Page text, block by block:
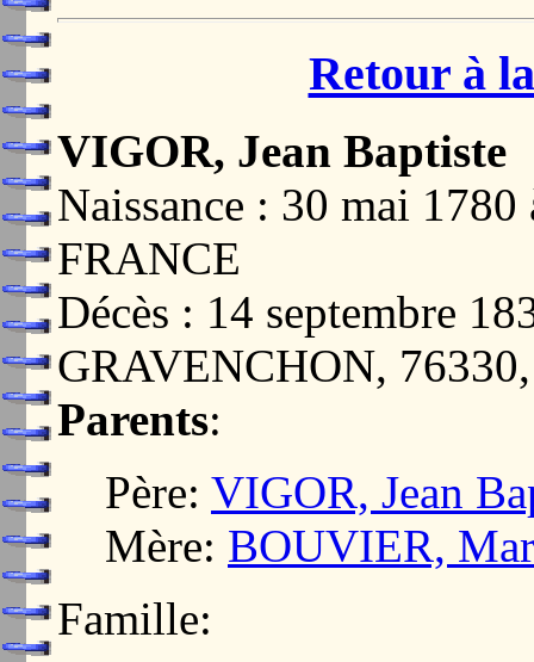
Retour à
VIGOR, Jean Baptiste
Naissance : 30 mai
FRANCE
Décès : 14 septembre
GRAVENCHON,
Parents:
Père: VIGOR, Jean
Mère: BOUVIER,
Famille: